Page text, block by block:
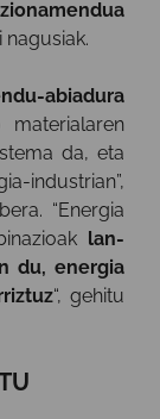
nagusiak.
abiadura
materialaren
da, eta
industrian”,
“Energia
lan-
du, energia
“, gehitu